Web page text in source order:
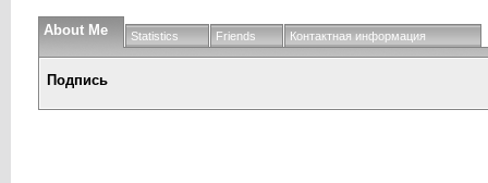
About Me Statistics Friends Контактная информация
Подпись